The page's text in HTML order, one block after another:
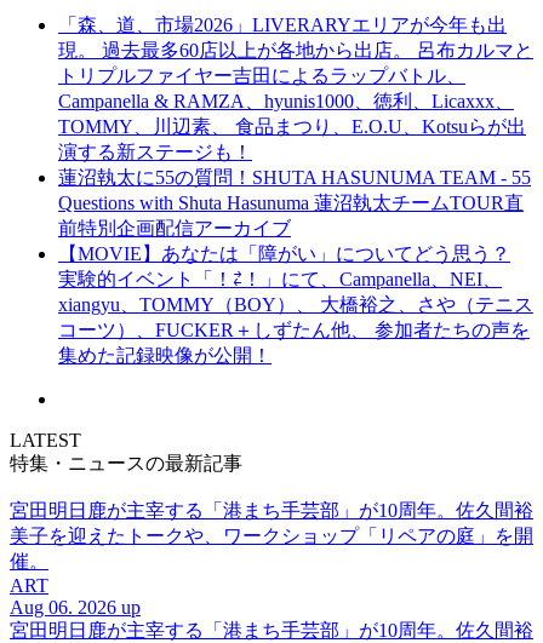
「森、道、市場2026」LIVERARYエリアが今年も出
現。 過去最多60店以上が各地から出店。 呂布カルマと
トリプルファイヤー吉田によるラップバトル、
Campanella & RAMZA、hyunis1000、徳利、Licaxxx、
TOMMY、川辺素、 食品まつり、E.O.U、Kotsuらが出
演する新ステージも！
蓮沼執太に55の質問！SHUTA HASUNUMA TEAM - 55
Questions with Shuta Hasunuma 蓮沼執太チームTOUR直
前特別企画配信アーカイブ
【MOVIE】あなたは「障がい」についてどう思う？
実験的イベント「！⇄！」にて、Campanella、NEI、
xiangyu、TOMMY（BOY）、 大橋裕之、さや（テニス
コーツ）、FUCKER＋しずたん他、 参加者たちの声を
集めた記録映像が公開！
LATEST
特集・ニュースの最新記事
宮田明日鹿が主宰する「港まち手芸部」が10周年。佐久間裕
美子を迎えたトークや、ワークショップ「リペアの庭」を開
催。
ART
Aug 06. 2026 up
宮田明日鹿が主宰する「港まち手芸部」が10周年。佐久間裕